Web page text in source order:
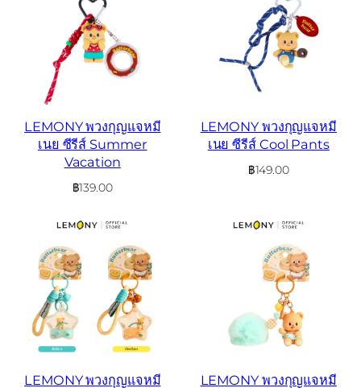
LEMONY พวงกุญแจหมี
เนย ซีรีส์ Summer
Vacation
฿139.00
LEMONY พวงกุญแจหมี
เนย ซีรีส์ Cool Pants
฿149.00
LEMONY พวงกุญแจหมี
LEMONY พวงกุญแจหมี